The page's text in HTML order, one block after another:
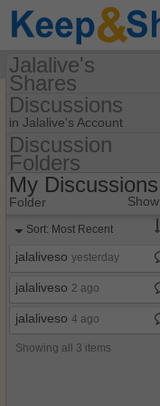
VisitingJalalive So
Jalalive's
Shares
(jalaliveso)
Share Page
Discussions
Discussions
in Jalalive's Account
Discussion Folders
Discussion
Folders
Folder Set Show
My Discussions
Folder Show
Sort: Most Recent
jalaliveso yesterday
jalaliveso 2 ago
jalaliveso 4 ago
Showing all 3 items